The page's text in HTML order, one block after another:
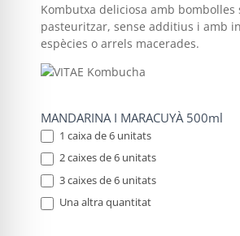
Kombutxa deliciosa amb
pasteuritzar, sense additius i amb
espècies o arrels macerades.
MANDARINA I MARACUYÀ 500ml
1 caixa de 6 unitats
2 caixes de 6 unitats
3 caixes de 6 unitats
Una altra quantitat